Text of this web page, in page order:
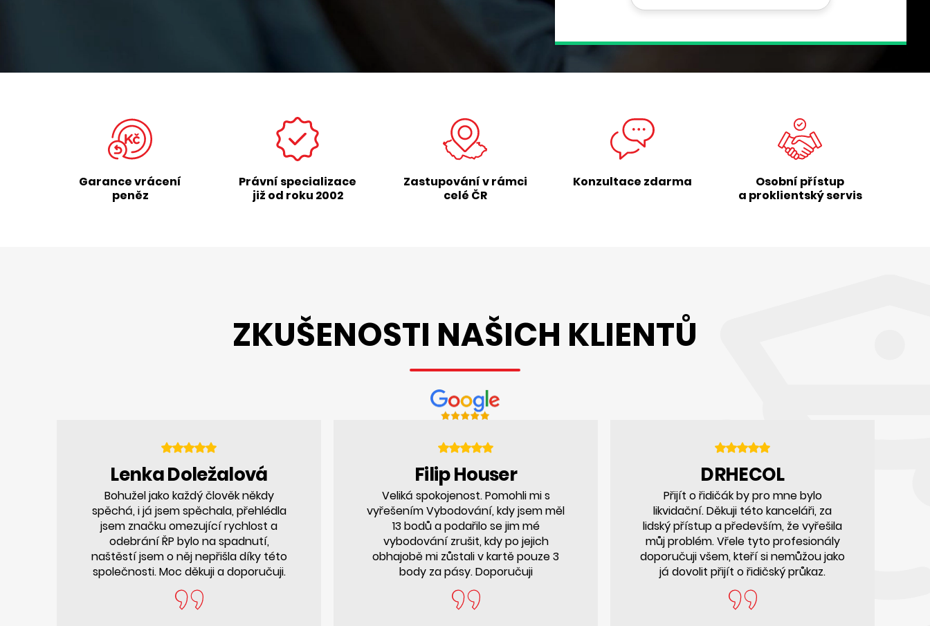
Garance vrácení
peněz
Právní specializace
již od roku 2002
Zastupování v rámci
celé ČR
Konzultace zdarma
Osobní přístup
a proklientský servis
ZKUŠENOSTI NAŠICH KLIENTŮ
Lenka Doležalová
Bohužel jako každý člověk někdy
spěchá, i já jsem spěchala, přehlédla
jsem značku omezující rychlost a
odebrání ŘP bylo na spadnutí,
naštěstí jsem o něj nepřišla díky této
společnosti. Moc děkuji a doporučuji.
Filip Houser
Veliká spokojenost. Pomohli mi s
vyřešením Vybodování, kdy jsem měl
13 bodů a podařilo se jim mé
vybodování zrušit, kdy po jejich
obhajobě mi zůstali v kartě pouze 3
body za pásy. Doporučuji
DRHECOL
Přijít o řidičák by pro mne bylo
likvidační. Děkuji této kanceláři, za
lidský přístup a především, že vyřešila
můj problém. Vřele tyto profesionály
doporučuji všem, kteří si nemůžou jako
já dovolit přijít o řidičský průkaz.